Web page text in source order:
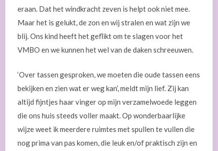
eraan. Dat het windkracht zeven is helpt ook niet mee.
Maar het is gelukt, de zon en wij stralen en wat zijn we
blij. Ons kind heeft het geflikt om te slagen voor het
VMBO en we kunnen het wel van de daken schreeuwen.
‘Over tassen gesproken, we moeten die oude tassen eens
bekijken en zien wat er weg kan’, meldt mijn lief. Zij kan
altijd fijntjes haar vinger op mijn verzamelwoede leggen
die ons huis steeds voller maakt. Op wonderbaarlijke
wijze weet ik meerdere ruimtes met spullen te vullen die
nog prima van pas komen, die leuk en/of praktisch zijn en